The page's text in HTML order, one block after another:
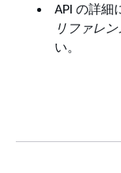
API の詳細
リファレン
い。